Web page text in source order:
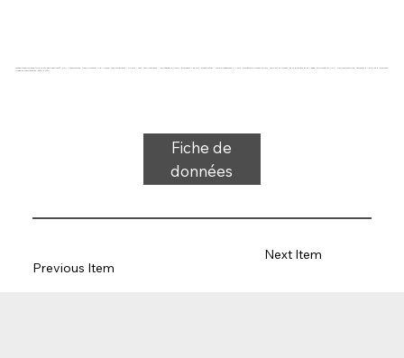
Bande transporteuse type FPS10-08/0 Fabplast® (PE), transparente, tissu polyester filé 1 couche, face supérieure : 0,3 mm + mat, face inférieure : imprégnée (0,2 mm), épaisseur 1,05 mm, dureté 90°ShA, force-allongement 5 N/mm, diamètre du rouleau 20 mm, support du rouleau, de la glissière et de l'auge, approuvé FDA/EU, tissu antistatique, résistant à l'huile et à la graisse,
plage de température -50°C à 70°C.
Fiche de
données
Previous Item
Next Item